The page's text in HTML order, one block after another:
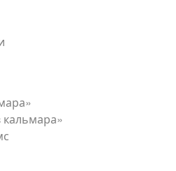
кальмара»